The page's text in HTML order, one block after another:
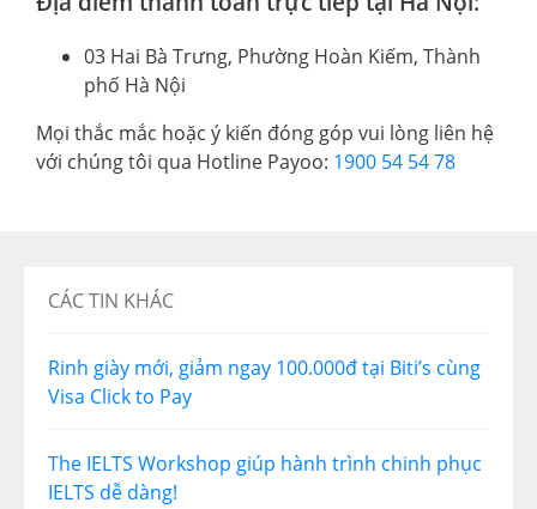
CÁC TIN KHÁC
Rinh giày mới, giảm ngay 100.000đ tại Biti’s cùng
Visa Click to Pay
The IELTS Workshop giúp hành trình chinh phục
IELTS dễ dàng!
03 Hai Bà Trưng, Phường Hoàn Kiếm, Thành
phố Hà Nội
Mọi thắc mắc hoặc ý kiến đóng góp vui lòng liên hệ
với chúng tôi qua Hotline Payoo: 1900 54 54 78